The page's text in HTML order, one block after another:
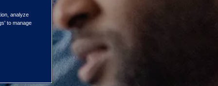
analyze
to manage